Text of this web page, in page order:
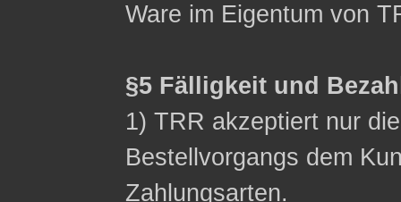
Ware im Eigentum von
§5 Fälligkeit und
1) TRR akzeptiert nur
Bestellvorgangs dem
Zahlungsarten.